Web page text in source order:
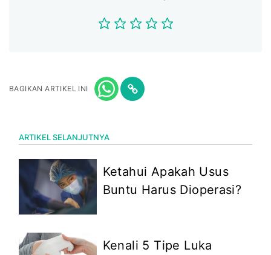
BAGIKAN ARTIKEL INI
ARTIKEL SELANJUTNYA
Ketahui Apakah Usus
Buntu Harus Dioperasi?
Kenali 5 Tipe Luka